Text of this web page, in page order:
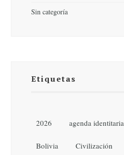
Sin categoría
Etiquetas
2026 agenda identitaria
Bolivia Civilización